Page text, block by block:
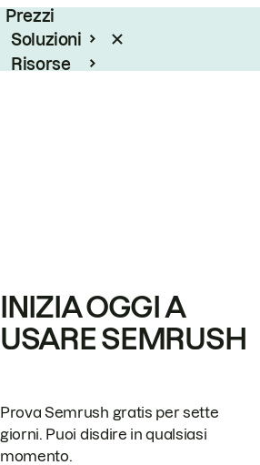
Prezzi
Soluzioni
Risorse
INIZIA OGGI A
USARE SEMRUSH
Prova Semrush gratis per sette
giorni. Puoi disdire in qualsiasi
momento.